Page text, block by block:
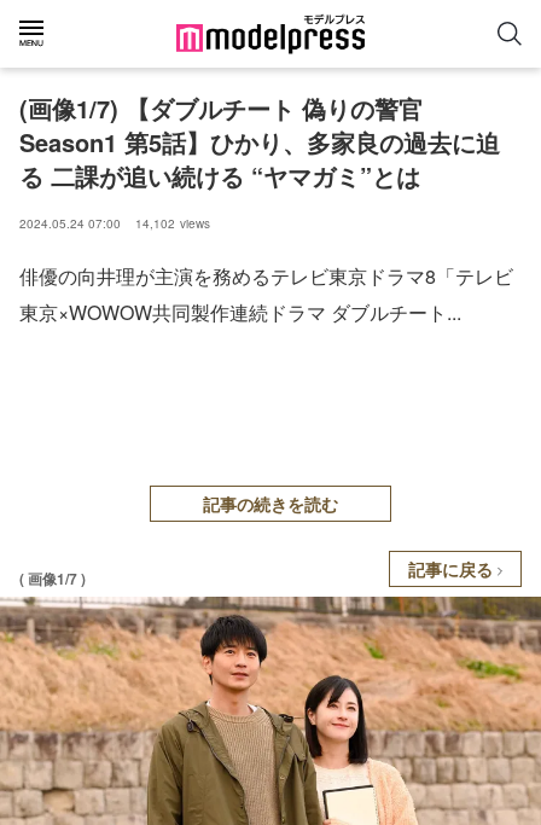
(画像1/7) 【ダブルチート 偽りの警官
Season1 第5話】ひかり、多家良の過去に迫
る 二課が追い続ける “ヤマガミ”とは
2024.05.24 07:00 14,102 views
俳優の向井理が主演を務めるテレビ東京ドラマ8「テレビ
東京×WOWOW共同製作連続ドラマ ダブルチート...
記事の続きを読む
( 画像1/7 ) 記事に戻る